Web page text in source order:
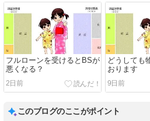
フルローンを受けるとBSが
悪くなる？
2日前
どうしても
おります
9日前
このブログのここがポイント